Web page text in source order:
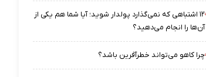
۱۲ اشتباهی که نمی‌گذارد پولدار شوید؛ آیا شما هم یکی از
آن‌ها را انجام می‌دهید؟
چرا کاهو می‌تواند خطرآفرین باشد؟